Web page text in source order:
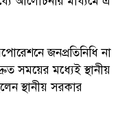
জনপ্রতিনিধি না
সময়ের মধ্যেই স্থানীয়
স্থানীয় সরকার